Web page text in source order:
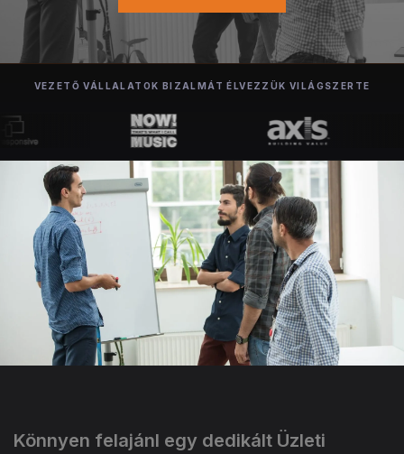
VEZETŐ VÁLLALATOK BIZALMÁT ÉLVEZZÜK VILÁGSZERTE
Könnyen felajánl egy dedikált Üzleti